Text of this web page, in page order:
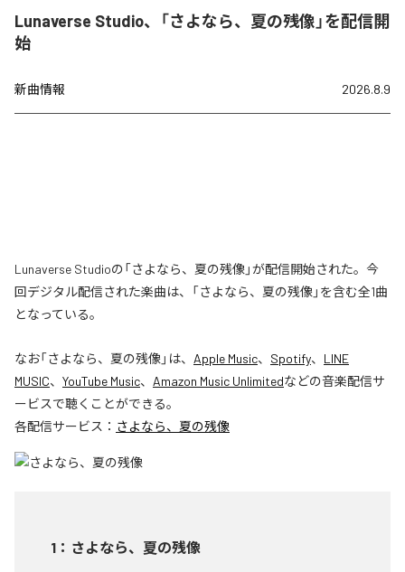
Lunaverse Studio、「さよなら、夏の残像」を配信開
始
新曲情報 2026.8.9
Lunaverse Studioの「さよなら、夏の残像」が配信開始された。今
回デジタル配信された楽曲は、「さよなら、夏の残像」を含む全1曲
となっている。
なお「さよなら、夏の残像」は、 Apple Music、 Spotify、 LINE
MUSIC、 YouTube Music、 Amazon Music Unlimitedなどの音楽配信サ
ービスで聴くことができる。
各配信サービス： さよなら、夏の残像
1 ： さよなら、夏の残像